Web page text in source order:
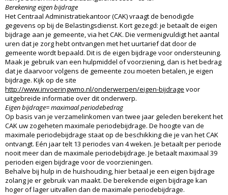
Berekening eigen bijdrage
Het Centraal Administratiekantoor (CAK) vraagt de benodigde
gegevens op bij de Belastingsdienst. Kort gezegd: je betaalt de eigen
bijdrage aan je gemeente, via het CAK. Die vermenigvuldigt het aantal
uren dat je zorg hebt ontvangen met het uurtarief dat door de
gemeente wordt bepaald. Dit is de eigen bijdrage voor ondersteuning.
Maak je gebruik van een hulpmiddel of voorziening, dan is het bedrag
dat je daarvoor volgens de gemeente zou moeten betalen, je eigen
bijdrage. Kijk op de site
http://www.invoeringwmo.nl/onderwerpen/eigen-bijdrage voor
uitgebreide informatie over dit onderwerp.
Eigen bijdrage= maximaal periodebedrag
Op basis van je verzamelinkomen van twee jaar geleden berekent het
CAK uw zogeheten maximale periodebijdrage. De hoogte van de
maximale periodebijdrage staat op de beschikking die je van het CAK
ontvangt. Eén jaar telt 13 periodes van 4 weken. Je betaalt per periode
nooit meer dan de maximale periodebijdrage. Je betaalt maximaal 39
perioden eigen bijdrage voor de voorzieningen.
Behalve bij hulp in de huishouding, hier betaal je een eigen bijdrage
zolang je er gebruik van maakt. De berekende eigen bijdrage kan
hoger of lager uitvallen dan de maximale periodebijdrage.